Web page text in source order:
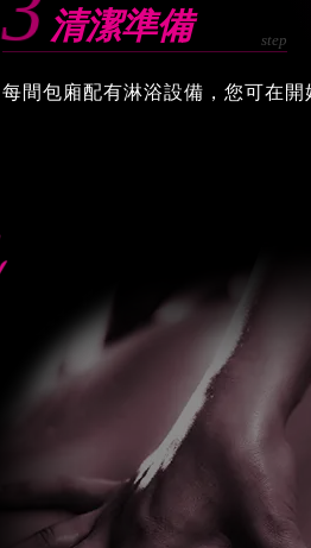
清潔準備
每間包廂配有淋浴設備，您可在開